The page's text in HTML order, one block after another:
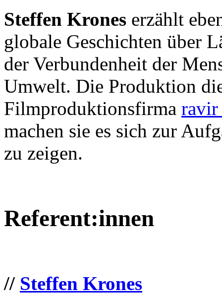
Steffen Krones erzählt
globale Geschichten über
der Verbundenheit der
Umwelt. Die Produktion
Filmproduktionsfirma
machen sie es sich zur
zu zeigen.
Referent:innen
// Steffen Krones